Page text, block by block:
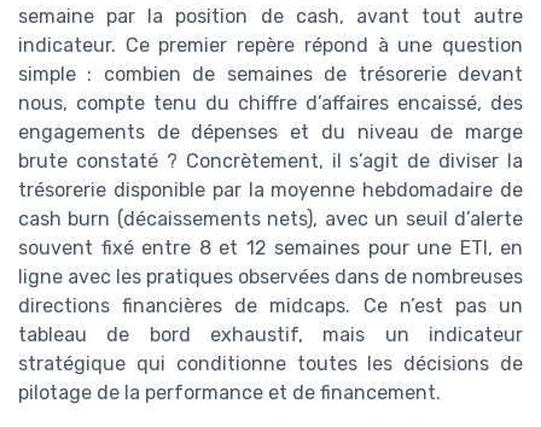
semaine par la position de cash, avant tout autre
indicateur. Ce premier repère répond à une question
simple : combien de semaines de trésorerie devant
nous, compte tenu du chiffre d’affaires encaissé, des
engagements de dépenses et du niveau de marge
brute constaté ? Concrètement, il s’agit de diviser la
trésorerie disponible par la moyenne hebdomadaire de
cash burn (décaissements nets), avec un seuil d’alerte
souvent fixé entre 8 et 12 semaines pour une ETI, en
ligne avec les pratiques observées dans de nombreuses
directions financières de midcaps. Ce n’est pas un
tableau de bord exhaustif, mais un indicateur
stratégique qui conditionne toutes les décisions de
pilotage de la performance et de financement.